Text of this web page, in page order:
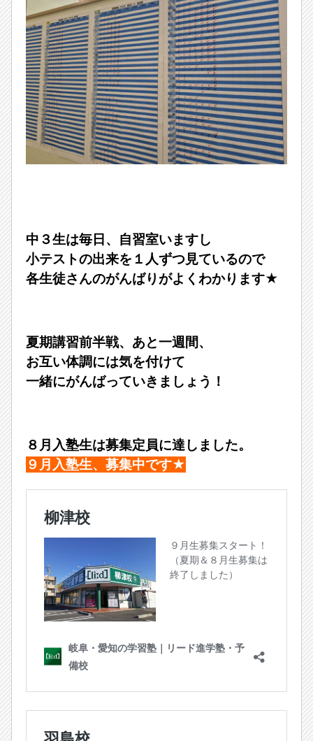
中３生は毎日、自習室いますし
小テストの出来を１人ずつ見ているので
各生徒さんのがんばりがよくわかります★
夏期講習前半戦、あと一週間、
お互い体調には気を付けて
一緒にがんばっていきましょう！
８月入塾生は募集定員に達しました。
９月入塾生、募集中です★